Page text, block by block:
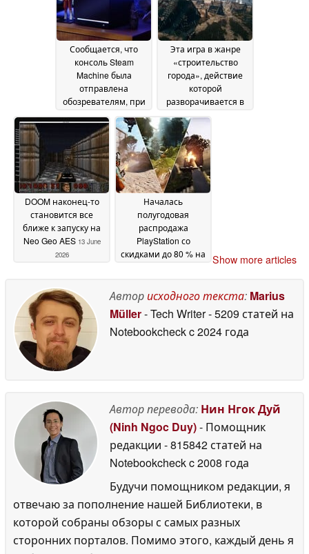
Сообщается, что
консоль Steam
Machine была
отправлена
обозревателям, при
этом стали известны
сроки снятия
эмбарго и
содержимое
комплекта поставки
13 June 2026
Эта игра в жанре
«строительство
города», действие
которой
разворачивается в
эпоху викингов и
которую любят 69 %
игроков, продается в
Steam со скидкой 70
%13 June 2026
DOOM наконец-то
становится все
ближе к запуску на
Neo Geo AES 13 June
2026
Началась
полугодовая
распродажа
PlayStation со
скидками до 80 % на
Show more articles
Авторисходного текста: Marius
Müller- Tech Writer- 5209 статей на
Notebookcheckc 2024 года
Автор перевода: Нин Нгок Дуй
(Ninh Ngoc Duy)- Помощник
редакции - 815842 статей на
Notebookcheckc 2008 года
Будучи помощником редакции, я
отвечаю за пополнение нашей Библиотеки, в
которой собраны обзоры с самых разных
сторонних порталов. Помимо этого, каждый день я